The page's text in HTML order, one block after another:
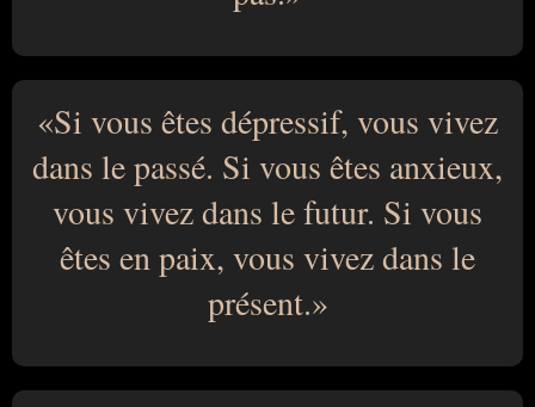
Si vous êtes dépressif, vous vivez
dans le passé. Si vous êtes anxieux,
vous vivez dans le futur. Si vous
êtes en paix, vous vivez dans le
présent.